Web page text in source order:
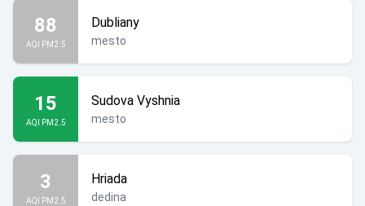
88
AQI PM2.5
Dubliany
mesto
15
AQI PM2.5
Sudova Vyshnia
mesto
3
AQI PM2.5
Hriada
dedina